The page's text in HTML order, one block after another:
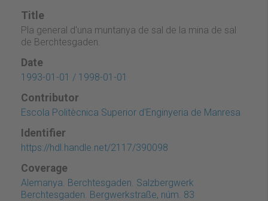
Title
Pla general d'una muntanya de sal de la mina de sal
de Berchtesgaden.
Date
1993-01-01 / 1998-01-01
Contributor
Escola Politècnica Superior d'Enginyeria de Manresa
Identifier
https://hdl.handle.net/2117/390098
Coverage
Alemanya. Berchtesgaden. Salzbergwerk
Berchtesgaden. Bergwerkstraße, núm. 83